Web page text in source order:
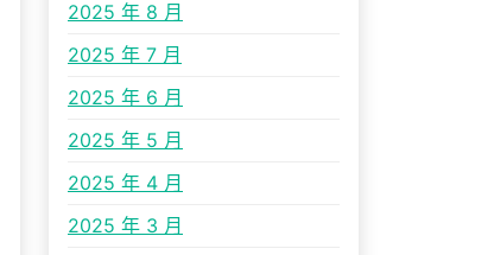
2025 年 8 月
2025 年 7 月
2025 年 6 月
2025 年 5 月
2025 年 4 月
2025 年 3 月